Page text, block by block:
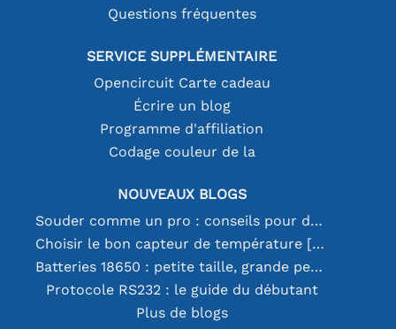
Questions fréquentes
SERVICE SUPPLÉMENTAIRE
Opencircuit Carte cadeau
Écrire un blog
Programme d'affiliation
Codage couleur de la
NOUVEAUX BLOGS
Souder comme un pro : conseils pour des connexions électroniques parfaites
Choisir le bon capteur de température [youtube]
Batteries 18650 : petite taille, grande performance
Protocole RS232 : le guide du débutant
Plus de blogs